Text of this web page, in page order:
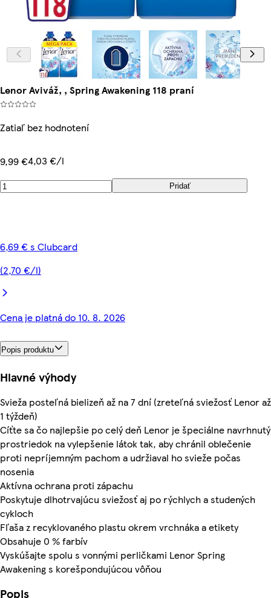
Lenor Aviváž, , Spring Awakening 118 praní
Zatiaľ bez hodnotení
9,99 €4,03 €/l
Pridať
6,69 € s Clubcard
(2,70 €/l)
Cena je platná do 10. 8. 2026
Popis produktu
Hlavné výhody
Svieža posteľná bielizeň až na 7 dní (zreteľná sviežosť Lenor až
1 týždeň)
Cíťte sa čo najlepšie po celý deň Lenor je špeciálne navrhnutý
prostriedok na vylepšenie látok tak, aby chránil oblečenie
proti nepríjemným pachom a udržiaval ho svieže počas
nosenia
Aktívna ochrana proti zápachu
Poskytuje dlhotrvajúcu sviežosť aj po rýchlych a studených
cykloch
Fľaša z recyklovaného plastu okrem vrchnáka a etikety
Obsahuje 0 % farbív
Vyskúšajte spolu s vonnými perličkami Lenor Spring
Awakening s korešpondujúcou vôňou
Popis